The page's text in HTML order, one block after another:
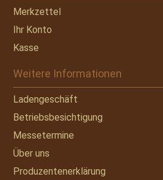
Merkzettel
Ihr Konto
Kasse
Weitere Informationen
Ladengeschäft
Betriebsbesichtigung
Messetermine
Über uns
Produzentenerklärung